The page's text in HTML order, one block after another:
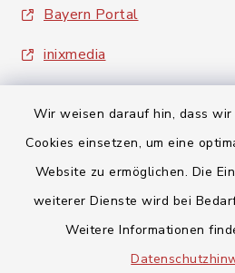
Wir weisen darauf hin, dass
Cookies einsetzen, um eine
Website zu ermöglichen. Die
weiterer Dienste wird bei
Weitere Informationen
Bayern Portal
inixmedia